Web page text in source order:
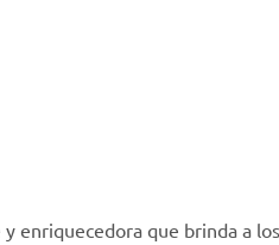
enriquecedora que brinda a